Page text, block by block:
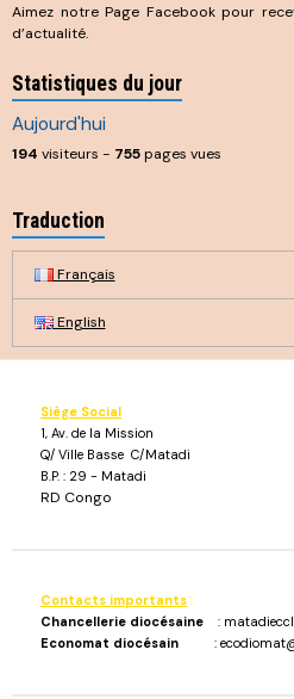
Aimez notre Page Facebook pour
d’actualité.
Statistiques du jour
Aujourd'hui
194 visiteurs - 755pages vues
Traduction
Français
English
Siège Social
1, Av. de la Mission
Q/ Ville Basse C/Matadi
B.P. : 29 - Matadi
RD Congo
Contacts importants :
Chancellerie diocésaine :
Economat diocésain :